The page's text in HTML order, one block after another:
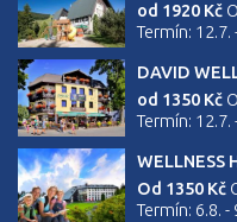
od 1920 Kč
Termín: 12.7.
DAVID
od 1350 Kč
Termín: 12.7.
WELLNESS
Od 1350 Kč
Termín: 6.8. -